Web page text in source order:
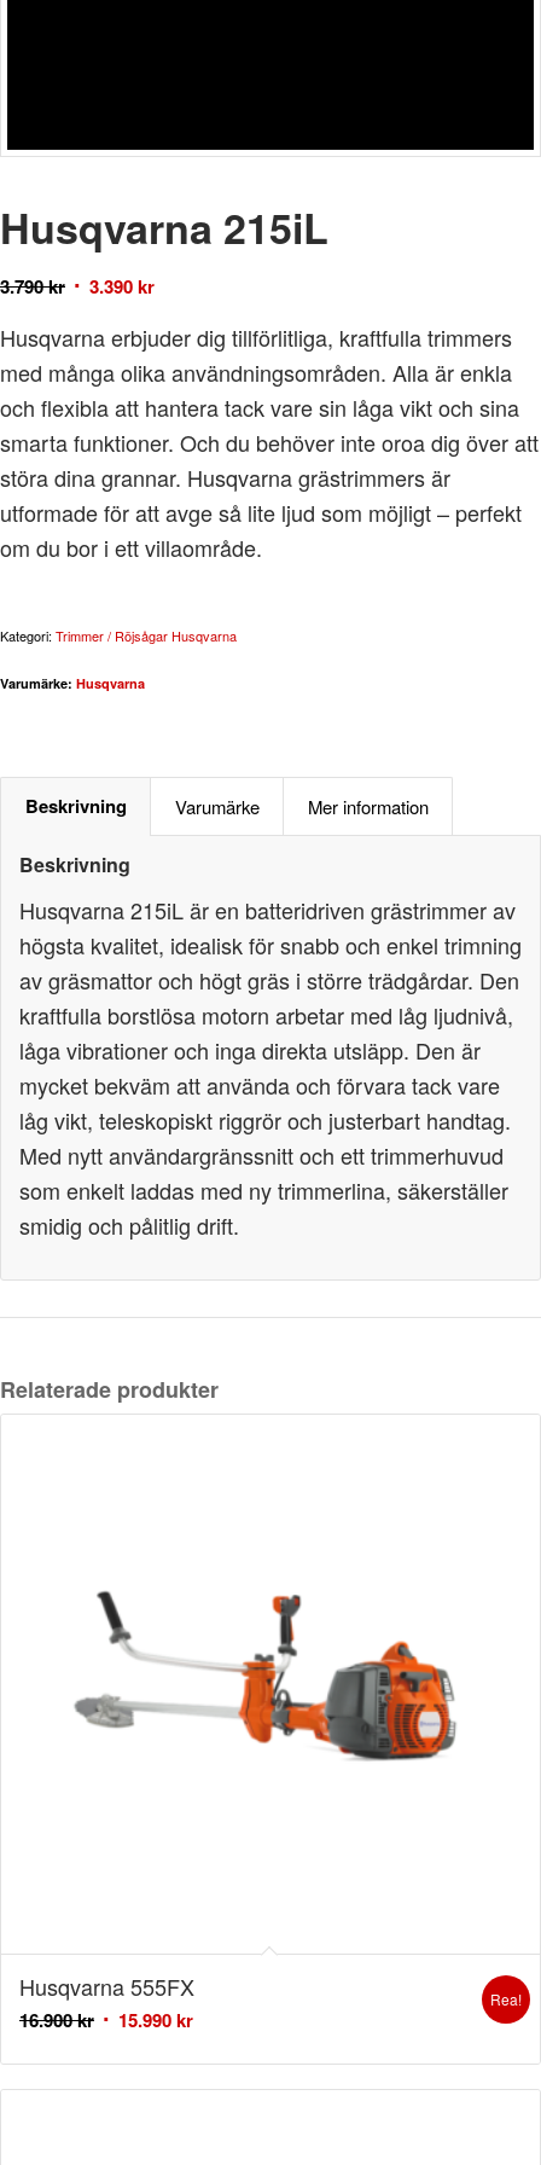
Husqvarna 215iL
3.790kr 3.390kr
Husqvarna erbjuder dig tillförlitliga, kraftfulla trimmers
med många olika användningsområden. Alla är enkla
och flexibla att hantera tack vare sin låga vikt och sina
smarta funktioner. Och du behöver inte oroa dig över att
störa dina grannar. Husqvarna grästrimmers är
utformade för att avge så lite ljud som möjligt – perfekt
om du bor i ett villaområde.
Kategori: Trimmer / Röjsågar Husqvarna
Varumärke: Husqvarna
Beskrivning Varumärke Mer information
Beskrivning
Husqvarna 215iL är en batteridriven grästrimmer av
högsta kvalitet, idealisk för snabb och enkel trimning
av gräsmattor och högt gräs i större trädgårdar. Den
kraftfulla borstlösa motorn arbetar med låg ljudnivå,
låga vibrationer och inga direkta utsläpp. Den är
mycket bekväm att använda och förvara tack vare
låg vikt, teleskopiskt riggrör och justerbart handtag.
Med nytt användargränssnitt och ett trimmerhuvud
som enkelt laddas med ny trimmerlina, säkerställer
smidig och pålitlig drift.
Relaterade produkter
Husqvarna 555FX
16.900kr 15.990kr
Rea!